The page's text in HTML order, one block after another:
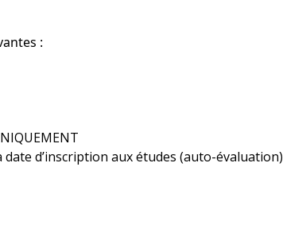
:
d’inscription aux études (auto-évaluation)